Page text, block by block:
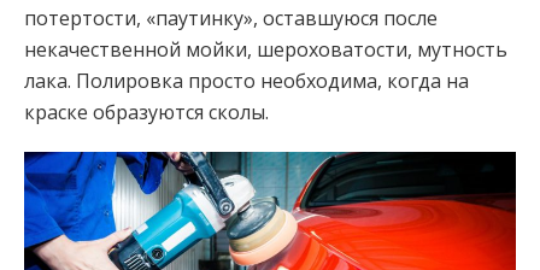
потертости, «паутинку», оставшуюся после
некачественной мойки, шероховатости, мутность
лака. Полировка просто необходима, когда на
краске образуются сколы.